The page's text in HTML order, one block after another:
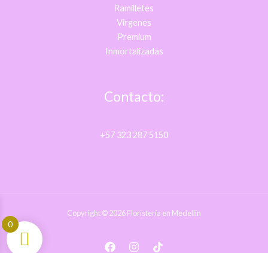
Ramilletes
Virgenes
Premium
Inmortalizadas
Contacto:
+57 323 287 5150
Copyright © 2026 Floristería en Medellín
0